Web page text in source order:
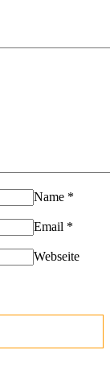
Name *
Email *
Webseite